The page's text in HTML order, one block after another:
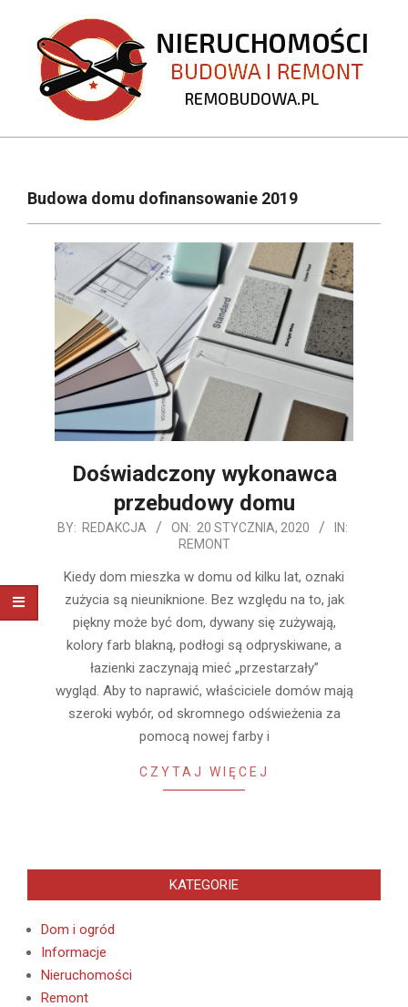
content
REMOBUDOWA.PL
NavigationBudowa domu dofinansowanie 2019
Doświadczony wykonawca
przebudowy domu
2020-
20
BY: REDAKCJA ON: 20 STYCZNIA, 2020
IN:
REMONT
Kiedy dom mieszka w domu od kilku lat, oznaki
zużycia są nieuniknione. Bez względu na to, jak
piękny może być dom, dywany się zużywają,
kolory farb blakną, podłogi są odpryskiwane, a
łazienki zaczynają mieć „przestarzały”
wygląd. Aby to naprawić, właściciele domów mają
szeroki wybór, od skromnego odświeżenia za
pomocą nowej farby i
CZYTAJ WIĘCEJ
KATEGORIE
Dom i ogród
Informacje
Nieruchomości
Remont